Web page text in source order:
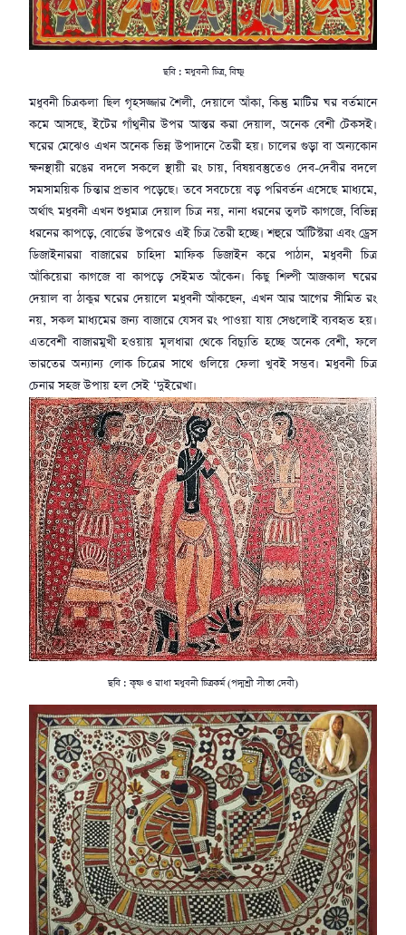
ছবি : মধুবনী চিত্র, বিষ্ণু
মধুবনী চিত্রকলা ছিল গৃহসজ্জার শৈলী, দেয়ালে আঁকা, কিন্তু মাটির ঘর বর্তমানে
কমে আসছে, ইটের গাঁথুনীর উপর আস্তর করা দেয়াল, অনেক বেশী টেকসই।
ঘরের মেঝেও এখন অনেক ভিন্ন উপাদানে তৈরী হয়। চালের গুড়া বা অন্যকোন
ক্ষনস্থায়ী রঙের বদলে সকলে স্থায়ী রং চায়, বিষয়বস্তুতেও দেব-দেবীর বদলে
সমসাময়িক চিন্তার প্রভাব পড়েছে। তবে সবচেয়ে বড় পরিবর্তন এসেছে মাধ্যমে,
অর্থাৎ মধুবনী এখন শুধুমাত্র দেয়াল চিত্র নয়, নানা ধরনের তুলট কাগজে, বিভিন্ন
ধরনের কাপড়ে, বোর্ডের উপরেও এই চিত্র তৈরী হচ্ছে। শহুরে র্আটিস্টরা এবং ড্রেস
ডিজাইনাররা বাজারের চাহিদা মাফিক ডিজাইন করে পাঠান, মধুবনী চিত্র
আঁকিয়েরা কাগজে বা কাপড়ে সেইমত আঁকেন। কিছু শিল্পী আজকাল ঘরের
দেয়াল বা ঠাকুর ঘরের দেয়ালে মধুবনী আঁকছেন, এখন আর আগের সীমিত রং
নয়, সকল মাধ্যমের জন্য বাজারে যেসব রং পাওয়া যায় সেগুলোই ব্যবহৃত হয়।
এতবেশী বাজারমুখী হওয়ায় মূলধারা থেকে বিচ্যুতি হচ্ছে অনেক বেশী, ফলে
ভারতের অন্যান্য লোক চিত্রের সাথে গুলিয়ে ফেলা খুবই সম্ভব। মধুবনী চিত্র
চেনার সহজ উপায় হল সেই ‘দুইরেখা।
ছবি : কৃষ্ণ ও রাধা মধুবনী চিত্রকর্ম (পদ্মশ্রী সীতা দেবী)